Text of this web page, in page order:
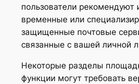
пользователи рекомендуют
временные или
защищенные почтовые
связанные с вашей личной
Некоторые разделы
функции могут требовать